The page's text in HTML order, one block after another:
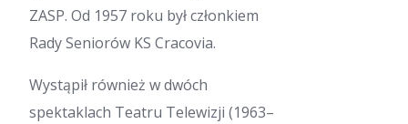
ZASP. Od 1957 roku był członkiem
Rady Seniorów KS Cracovia.
Wystąpił również w dwóch
spektaklach Teatru Telewizji (1963–